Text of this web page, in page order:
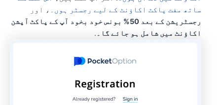
ساتھ مفت پاکٹ اکاؤنٹ کے لیے رجسٹر ہوں۔، اور
رجسٹریشن کے بعد 50% بونس خود بخود آپ کے پاکٹ آپشن
اکاؤنٹ میں شامل ہو جائے گا۔.